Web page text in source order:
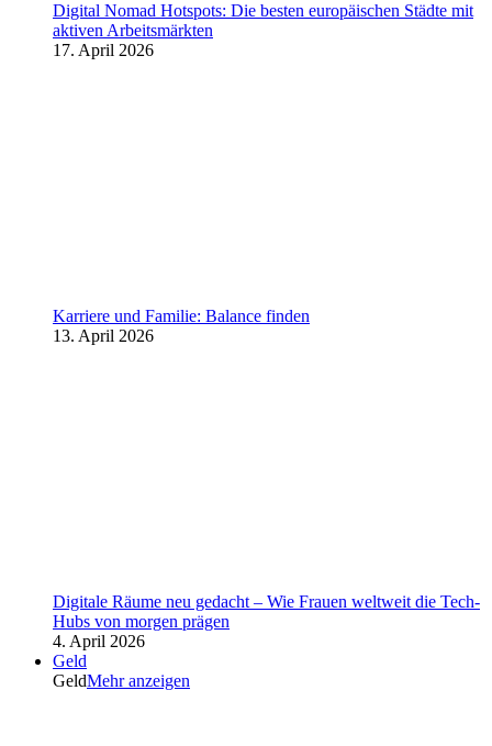
Digital Nomad Hotspots: Die besten europäischen Städte mit
aktiven Arbeitsmärkten
17. April 2026
Karriere und Familie: Balance finden
13. April 2026
Digitale Räume neu gedacht – Wie Frauen weltweit die Tech-
Hubs von morgen prägen
4. April 2026
Geld
GeldMehr anzeigen